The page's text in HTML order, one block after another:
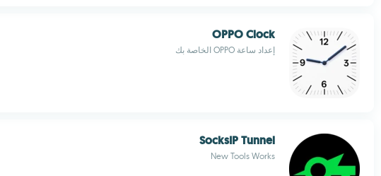
OPPO Clock
إعداد ساعة OPPO الخاصة بك
SocksIP Tunnel
New Tools Works